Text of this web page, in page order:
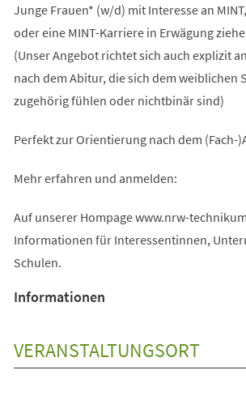
Junge Frauen* (w/d) mit Interesse an
oder eine MINT-Karriere in Erwägung
(Unser Angebot richtet sich auch explizit
nach dem Abitur, die sich dem weiblichen
zugehörig fühlen oder nichtbinär sind)
Perfekt zur Orientierung nach dem (Fach-
Mehr erfahren und anmelden:
Auf unserer Hompage www.nrw-
Informationen für Interessentinnen,
Schulen.
Informationen
VERANSTALTUNGSORT